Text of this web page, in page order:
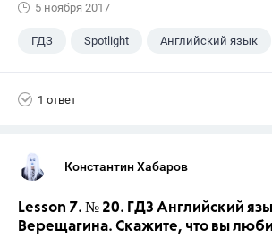
5 ноября 2017
ГДЗ Spotlight Английский язык
1 ответ
Константин Хабаров
Lesson 7. № 20. ГДЗ Английский
Верещагина. Скажите, что вы